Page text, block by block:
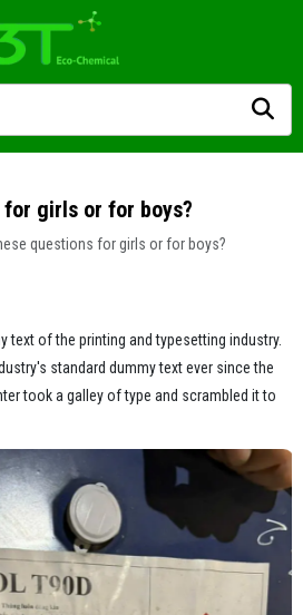
girls or for boys?
questions for girls or for boys?
text of the printing and typesetting industry.
standard dummy text ever since the
took a galley of type and scrambled it to